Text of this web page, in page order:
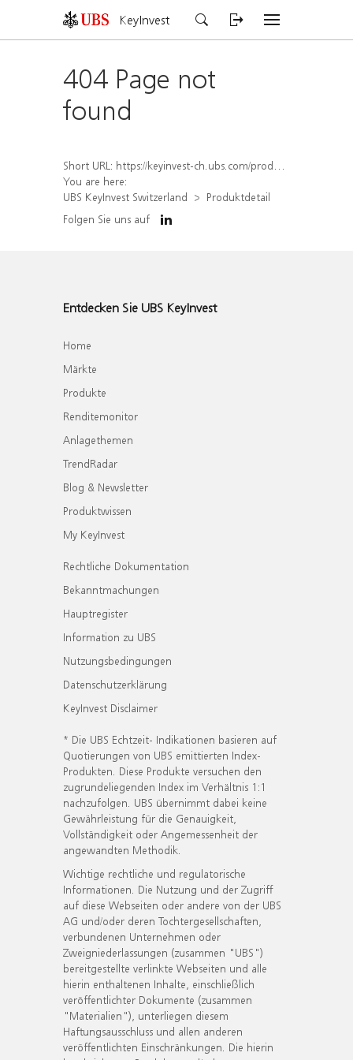
KeyInvest
404 Page not
found
Short URL: https://keyinvest-ch.ubs.com/produkt/detail/index/isin/CH1584636034
You are here:
UBS KeyInvest Switzerland
Produktdetail
Folgen Sie uns auf
Entdecken Sie UBS KeyInvest
Home
Märkte
Produkte
Renditemonitor
Anlagethemen
TrendRadar
Blog & Newsletter
Produktwissen
My KeyInvest
Rechtliche Dokumentation
Bekanntmachungen
Hauptregister
Information zu UBS
Nutzungsbedingungen
Datenschutzerklärung
KeyInvest Disclaimer
* Die UBS Echtzeit- Indikationen basieren auf
Quotierungen von UBS emittierten Index-
Produkten. Diese Produkte versuchen den
zugrundeliegenden Index im Verhältnis 1:1
nachzufolgen. UBS übernimmt dabei keine
Gewährleistung für die Genauigkeit,
Vollständigkeit oder Angemessenheit der
angewandten Methodik.
Wichtige rechtliche und regulatorische
Informationen. Die Nutzung und der Zugriff
auf diese Webseiten oder andere von der UBS
AG und/oder deren Tochtergesellschaften,
verbundenen Unternehmen oder
Zweigniederlassungen (zusammen "UBS")
bereitgestellte verlinkte Webseiten und alle
hierin enthaltenen Inhalte, einschließlich
veröffentlichter Dokumente (zusammen
"Materialien"), unterliegen diesem
Haftungsausschluss und allen anderen
veröffentlichten Einschränkungen. Die hierin